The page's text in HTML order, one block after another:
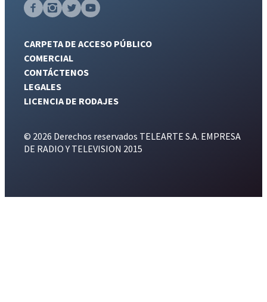
CARPETA DE ACCESO PÚBLICO
COMERCIAL
CONTÁCTENOS
LEGALES
LICENCIA DE RODAJES
© 2026 Derechos reservados TELEARTE S.A. EMPRESA
DE RADIO Y TELEVISION 2015